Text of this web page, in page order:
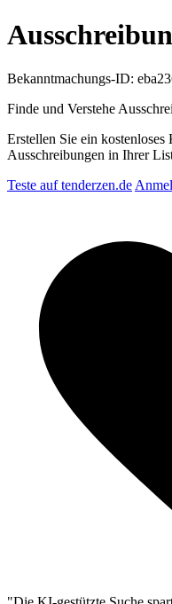
Bekanntmachungs-ID:
Finde und Verstehe
Erstellen Sie ein
Ausschreibungen in Ihrer
Teste auf tenderzen.de